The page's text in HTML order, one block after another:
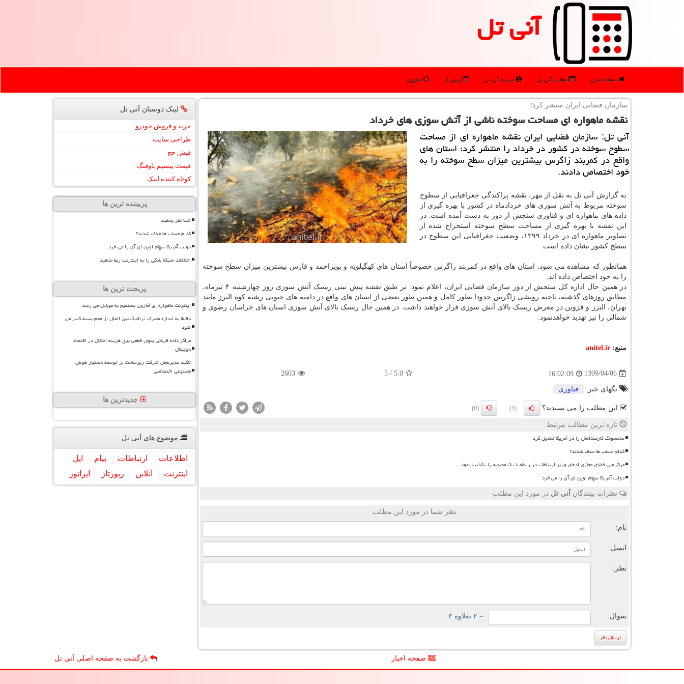
آنی تل
صفحه اصلی مطالب آنی تل درباره آنی تل رپورتاژ فناوری
سازمان فضایی ایران منتشر كرد؛
نقشه ماهواره ای مساحت سوخته ناشی از آتش سوزی های خرداد
آنی تل: سازمان فضایی ایران نقشه ماهواره ای از مساحت
سطوح سوخته در كشور در خرداد را منتشر كرد؛ استان های
واقع در كمربند زاگرس بیشترین میزان سطح سوخته را به
خود اختصاص دادند.
به گزارش آنی تل به نقل از مهر، نقشه پراکندگی جغرافیایی از سطوح
سوخته مربوط به آتش سوزی های خردادماه در کشور با بهره گیری از
داده های ماهواره ای و فناوری سنجش از دور به دست آمده است. در
این نقشه با بهره گیری از مساحت سطح سوخته استخراج شده از
تصاویر ماهواره ای در خرداد ۱۳۹۹، وضعیت جغرافیایی این سطوح در
سطح کشور نشان داده است.
همانطور که مشاهده می شود، استان های واقع در کمربند زاگرس خصوصاً استان های کهگیلویه و بویراحمد و فارس بیشترین میزان سطح سوخته
را به خود اختصاص داده اند.
در همین حال اداره کل سنجش از دور سازمان فضایی ایران، اعلام نمود: بر طبق نقشه پیش بینی ریسک آتش سوزی روز چهارشنبه ۴ تیرماه،
مطابق روزهای گذشته، ناحیه رویشی زاگرس حدودا بطور کامل و همین طور بعضی از استان های واقع در دامنه های جنوبی رشته کوه البرز مانند
تهران، البرز و قزوین در معرض ریسک بالای آتش سوزی قرار خواهند داشت. در همین حال ریسک بالای آتش سوزی استان های خراسان رضوی و
شمالی را نیز تهدید خواهدنمود.
منبع: anitel.ir
1399/04/06
16:02:09
5.0
/
5
2603
تگهای خبر: فناوری
این مطلب را می پسندید؟ (1)
(0)
تازه ترین مطالب مرتبط
سامسونگ کارمندانش را در آمریکا تعدیل کرد
کدام حساب ها حذف شدند؟
مرکز ملی فضای مجازی ادعای وزیر ارتباطات در رابطه با یک مصوبه را تکذیب نمود
دولت آمریکا سهام اوپن ای آی را می خرد
نظرات بینندگان آنی تل در مورد این مطلب
نظر شما در مورد این مطلب
نام:
ایمیل:
نظر:
سوال: = ۲ بعلاوه ۳
لینک دوستان آنی تل
خرید و فروش خودرو
طراحی سایت
فیش حج
قیمت بیسیم باوفنگ
کوتاه کننده لینک
پربیننده ترین ها
شما نظر بدهید
کدام حساب ها حذف شدند؟
دولت آمریکا سهام اوپن ای آی را می خرد
اختلالات شبکه بانکی را به اینترنت ربط ندهید
پربحث ترین ها
اینترنت ماهواره ای آمازون مستقیم به موبایل می رسد
دقیقا به اندازه مصرف ترافیک بین الملل از حجم بسته کسر می
شود
مراکز داده قربانی پنهان قطعی برق هزینه اختلال در اقتصاد
دیجیتال
تاکید مدیرعامل شرکت زیرساخت بر توسعه دستیار هوش
مصنوعی اختصاصی
جدیدترین ها
موضوع های آنی تل
اطلاعات ارتباطات پیام
اپل
اینترنت
آنلاین رپورتاژ اپراتور
صفحه اخبار بازگشت به صفحه اصلی آنی تل